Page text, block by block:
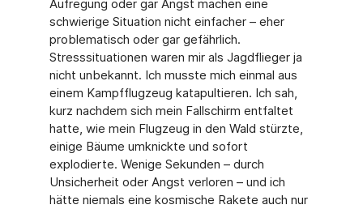
Aufregung oder gar Angst machen eine
schwierige Situa­tion nicht einfacher – eher
problematisch oder gar gefährlich.
Stresssituationen waren mir als Jagdflieger ja
nicht unbekannt. Ich musste mich einmal aus
einem Kampfflugzeug kata­pultieren. Ich sah,
kurz nachdem sich mein Fallschirm entfaltet
hatte, wie mein Flugzeug in den Wald stürzte,
einige Bäume umknickte und sofort
explodierte. Wenige Sekunden – durch
Unsicherheit oder Angst verloren – und ich
hätte niemals eine kosmische Rakete auch nur